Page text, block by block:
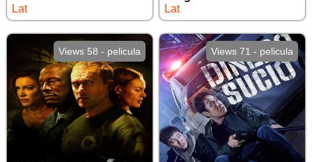
Lat
Lat
Views 58 - pelicula Views 71 - pelicula